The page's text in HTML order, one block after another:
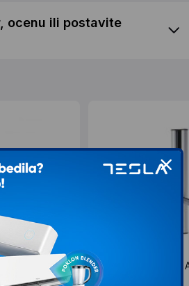
ocenu ili postavite
ROTACIJA360°/VESA:400x400/do
S BOX Zidni nosač
DRS-301